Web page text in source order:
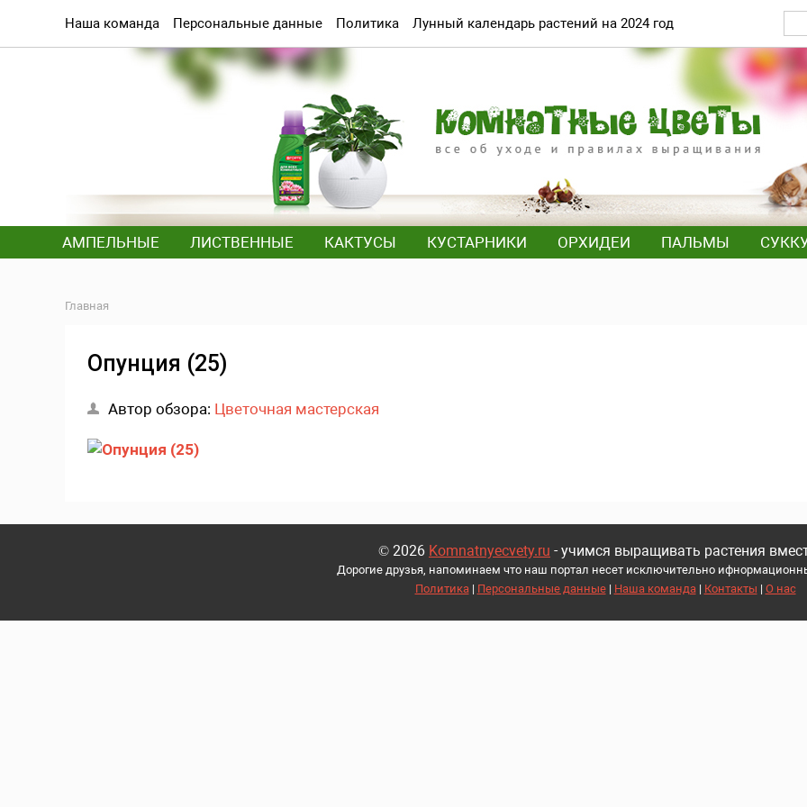
Наша команда Персональные данные Политика Лунный календарь растений на 2024 год
АМПЕЛЬНЫЕ ЛИСТВЕННЫЕ КАКТУСЫ КУСТАРНИКИ ОРХИДЕИ ПАЛЬМЫ
Главная
Опунция (25)
Автор обзора: Цветочная мастерская
© 2026 Komnatnyecvety.ru - учимся выращивать растения
Дорогие друзья, напоминаем что наш портал несет исключительно
Политика| Персональные данные| Наша команда| Контакты | О нас